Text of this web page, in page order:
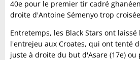
40e pour le premier tir cadré
droite d'Antoine Sémenyo trop
Entretemps, les Black Stars ont
l'entrejeu aux Croates, qui ont tenté
juste à droite du but d'Asare (17e) ou